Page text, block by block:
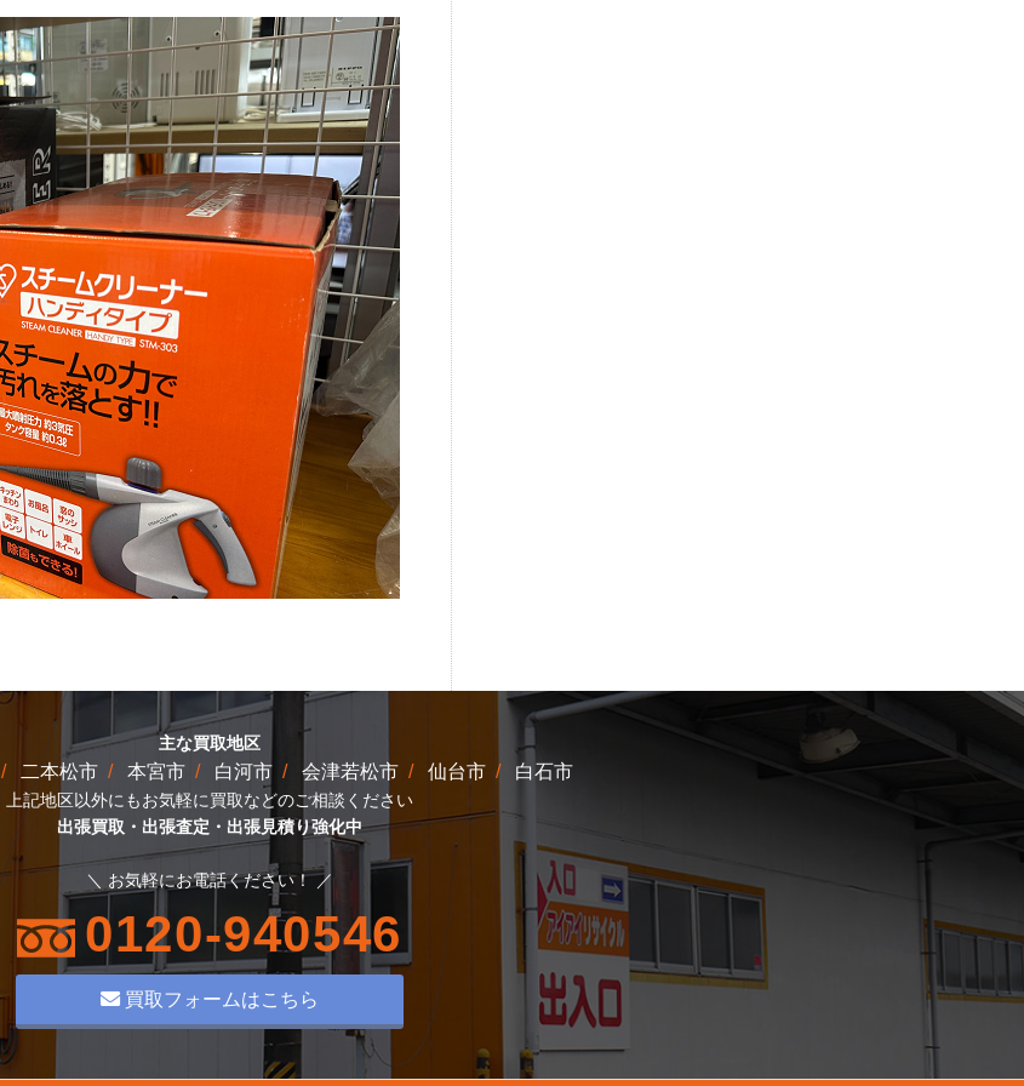
主な買取地区
二本松市 本宮市 白河市 会津若松市 仙台市 白石市
上記地区以外にもお気軽に買取などのご相談ください
出張買取・出張査定・出張見積り強化中
＼ お気軽にお電話ください！ ／
0120-940546
買取フォームはこちら